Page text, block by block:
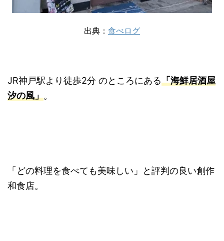
出典： 食べログ
JR神戸駅より徒歩2分 のところにある「海鮮居酒屋
汐の風」。
「どの料理を食べても美味しい」と評判の良い創作
和食店。